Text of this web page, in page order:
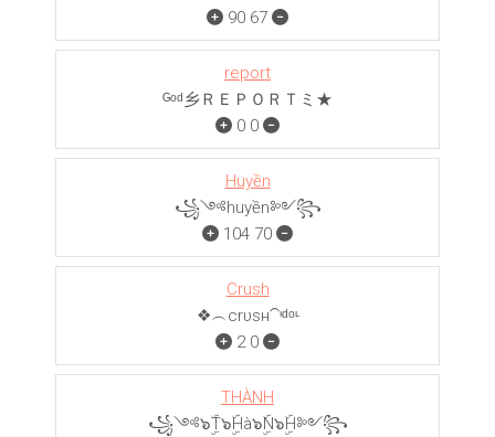
90 67
report
ᴳᵒᵈ乡ＲＥＰＯＲＴミ★
0 0
Huyền
꧁༺huyền༻꧂
104 70
Crush
❖︵crυѕн⁀ᶦᵈᵒᶫ
2 0
THÀNH
꧁༺๖ۣۜT๖ۣۜHà๖ۣۜN๖ۣۜH༻꧂